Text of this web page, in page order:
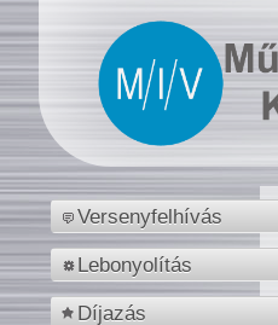
Versenyfelhívás
Lebonyolítás
Díjazás